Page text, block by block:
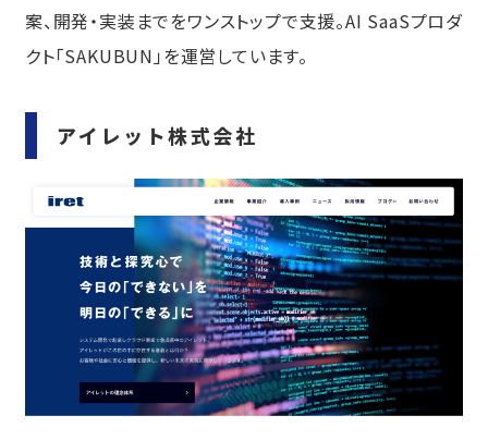
案、開発・実装までをワンストップで支援。AI SaaSプロダ
クト「SAKUBUN」を運営しています。
アイレット株式会社